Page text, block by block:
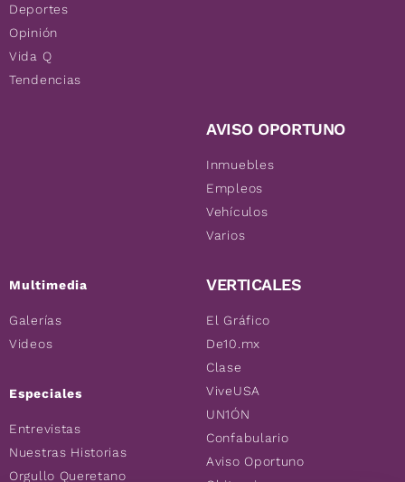
Deportes
Opinión
Vida Q
Tendencias
Multimedia
Galerías
Videos
Especiales
Entrevistas
Nuestras Historias
Orgullo Queretano
AVISO OPORTUNO
Inmuebles
Empleos
Vehículos
Varios
VERTICALES
El Gráfico
De10.mx
Clase
ViveUSA
UN1ÓN
Confabulario
Aviso Oportuno